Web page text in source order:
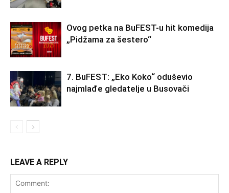
Ovog petka na BuFEST-u hit komedija
„Pidžama za šestero“
7. BuFEST: „Eko Koko“ oduševio
najmlađe gledatelje u Busovači
LEAVE A REPLY